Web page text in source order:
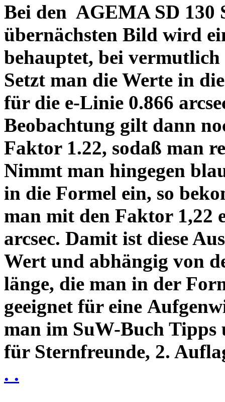
Bei den AGEMA SD 130
übernächsten Bild wird
behauptet, bei vermutlich
Setzt man die Werte in
für die e-Linie 0.866
Beobachtung gilt dann
Faktor 1.22, sodaß man
Nimmt man hingegen
in die Formel ein, so
man mit den Faktor 1,22
arcsec. Damit ist diese
Wert und abhängig von
länge, die man in der
geeignet für eine
man im SuW-Buch Tipps
für Sternfreunde, 2.
. .